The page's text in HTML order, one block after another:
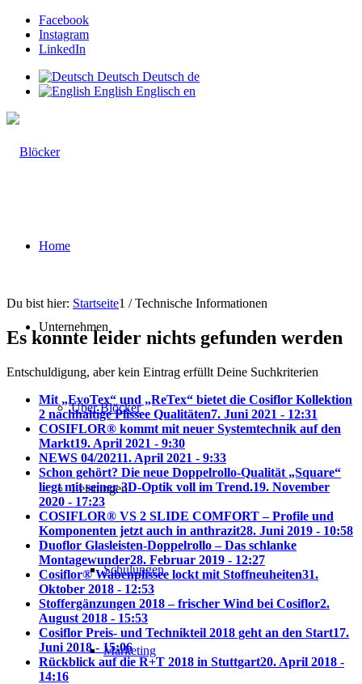
Facebook
Instagram
LinkedIn
Deutsch Deutsch de
English Englisch en
Home
Unternehmen
Über Blöcker
Leistungen
Schulungen
Marketing
Du bist hier: Startseite1 / Technische Informationen
Es konnte leider nichts gefunden werden
Entschuldigung, aber kein Eintrag erfüllt Deine Suchkriterien
Mit „EvoTex“ und „ReTex“ bietet die Cosiflor Kollektion
2 nachhaltige Plissee Qualitäten7. Juni 2021 - 12:31
COSIFLOR® kommt mit neuer Systemtechnik auf den
Markt19. April 2021 - 9:30
NEWS 04/20211. April 2021 - 9:33
Schon gehört? Die neue Doppelrollo-Qualität „Square“
liegt mit seiner 3D-Optik voll im Trend.19. November
2020 - 17:23
COSIFLOR® VS 2 SLIDE COMFORT – Profile und
Komponenten jetzt auch in anthrazit28. Juni 2019 - 10:58
Duoflor Glasleisten-Doppelrollo – Das schlanke
Montagewunder28. Februar 2019 - 12:27
Cosiflor® Wabenplissee lockt mit Stoffneuheiten31.
Oktober 2018 - 12:53
Stoffergänzungen 2018 – frischer Wind bei Cosiflor2.
August 2018 - 15:53
Cosiflor Preis- und Technikteil 2018 geht an den Start17.
Juni 2018 - 15:06
Rückblick auf die R+T 2018 in Stuttgart20. April 2018 -
14:16